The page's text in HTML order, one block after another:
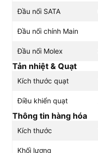
Đầu nối SATA
Đầu nối chính Main
Đầu nối Molex
Tản nhiệt & Quạt
Kích thước quạt
Điều khiển quạt
Thông tin hàng hóa
Kích thước
Khối lượng